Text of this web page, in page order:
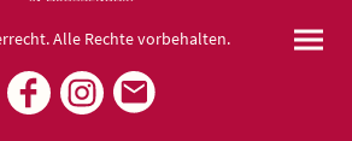
Alle Rechte vorbehalten.